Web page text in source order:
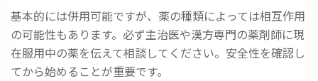
基本的には併用可能ですが、薬の種類によっては相互作用
の可能性もあります。必ず主治医や漢方専門の薬剤師に現
在服用中の薬を伝えて相談してください。安全性を確認し
てから始めることが重要です。